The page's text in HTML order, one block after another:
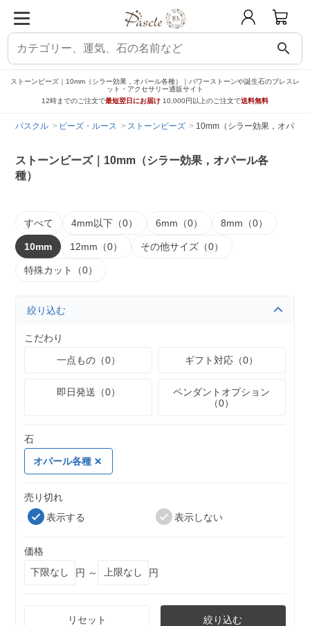
search
ストーンビーズ｜10mm（シラー効果，オパール各種）｜パワーストーンや誕生石のブレスレ
ット・アクセサリー通販サイト
12時までのご注文で最短翌日にお届け 10,000円以上のご注文で送料無料
パスクル ビーズ・ルース ストーンビーズ 10mm（シラー効果，オパー
ストーンビーズ｜10mm（シラー効果，オパール各
種）
すべて 4mm以下（0） 6mm（0） 8mm（0）
10mm 12mm（0） その他サイズ（0）
特殊カット（0）
絞り込む
こだわり
一点もの（0）
ギフト対応（0）
即日発送（0）
ペンダントオプション
（0）
石
オパール各種
売り切れ
表示する
表示しない
価格
円 ～
円
リセット 絞り込む